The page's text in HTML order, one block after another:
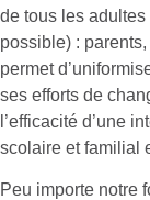
de tous les
possible) :
permet
ses efforts de
l’efficacité d’une
scolaire et familial
Peu importe notre